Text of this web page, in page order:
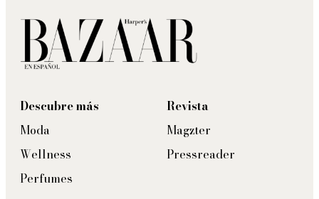
Descubre más
Moda
Wellness
Perfumes
Revista
Magzter
Pressreader